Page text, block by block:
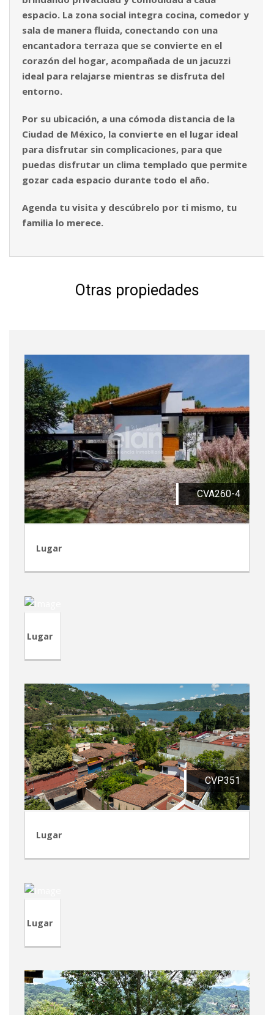
espacio. La zona social integra cocina, comedor y
sala de manera fluida, conectando con una
encantadora terraza que se convierte en el
corazón del hogar, acompañada de un jacuzzi
ideal para relajarse mientras se disfruta del
entorno.
Por su ubicación, a una cómoda distancia de la
Ciudad de México, la convierte en el lugar ideal
para disfrutar sin complicaciones, para que
puedas disfrutar un clima templado que permite
gozar cada espacio durante todo el año.
Agenda tu visita y descúbrelo por ti mismo, tu
familia lo merece.
Otras propiedades
CVA260-4
Lugar
Lugar
CVP351
Lugar
Lugar